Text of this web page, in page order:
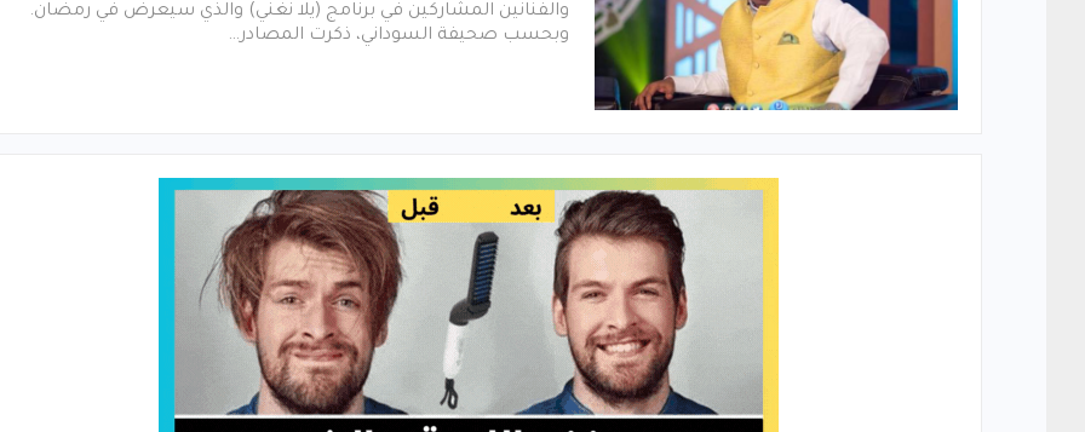
والفنانين المشاركين في برنامج (يلا نغني) والذي سيعرض في رمضان.
وبحسب صحيفة السوداني، ذكرت المصادر…